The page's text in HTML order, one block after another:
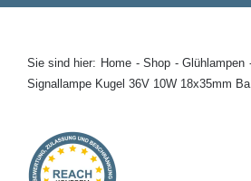
Kontakt
Sie sind hier: Home Shop Glühlampen
Signallampe Kugel 36V 10W 18x35mm